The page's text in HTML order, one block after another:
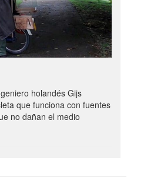
holandés Gijs
que funciona con fuentes
no dañan el medio